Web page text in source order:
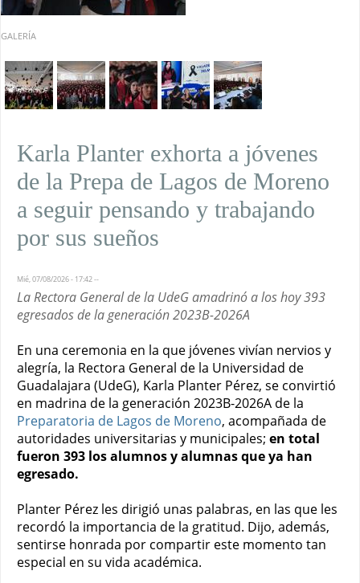
GALERÍA
Karla Planter exhorta a jóvenes
de la Prepa de Lagos de Moreno
a seguir pensando y trabajando
por sus sueños
Mié, 07/08/2026 - 17:42--
La Rectora General de la UdeG amadrinó a los hoy 393
egresados de la generación 2023B-2026A
En una ceremonia en la que jóvenes vivían nervios y
alegría, la Rectora General de la Universidad de
Guadalajara (UdeG), Karla Planter Pérez, se convirtió
en madrina de la generación 2023B-2026A de la
Preparatoria de Lagos de Moreno, acompañada de
autoridades universitarias y municipales; en total
fueron 393 los alumnos y alumnas que ya han
egresado.
Planter Pérez les dirigió unas palabras, en las que les
recordó la importancia de la gratitud. Dijo, además,
sentirse honrada por compartir este momento tan
especial en su vida académica.